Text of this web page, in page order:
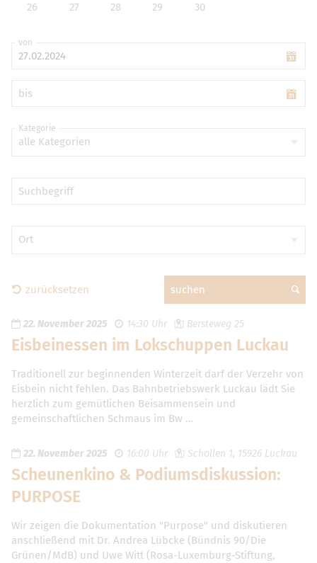
26
27 28 29 30
von
bis
alle Kategorien
Kategorie
Suchbegriff
Ort
zurücksetzen suchen
22. November 2025 14:30 Uhr Bersteweg 25
Eisbeinessen im Lokschuppen Luckau
Traditionell zur beginnenden Winterzeit darf der Verzehr von
Eisbein nicht fehlen. Das Bahnbetriebswerk Luckau lädt Sie
herzlich zum gemütlichen Beisammensein und
gemeinschaftlichen Schmaus im Bw …
22. November 2025 16:00 Uhr Schollen 1, 15926 Luckau
Scheunenkino & Podiumsdiskussion:
PURPOSE
Wir zeigen die Dokumentation "Purpose" und diskutieren
anschließend mit Dr. Andrea Lübcke (Bündnis 90/Die
Grünen/MdB) und Uwe Witt (Rosa-Luxemburg-Stiftung,